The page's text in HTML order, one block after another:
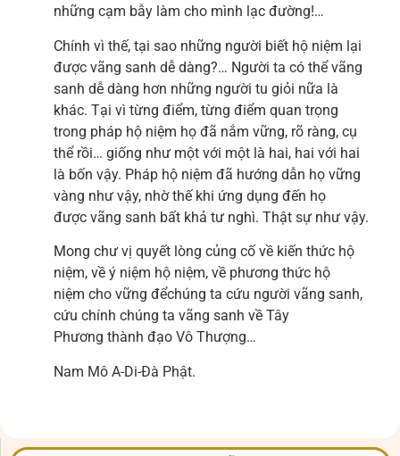
những cạm bẫy làm cho mình lạc đường!…
Chính vì thế, tại sao những người biết hộ niệm lại
được vãng sanh dễ dàng?… Người ta có thể vãng
sanh dễ dàng hơn những người tu giỏi nữa là
khác. Tại vì từng điểm, từng điểm quan trọng
trong pháp hộ niệm họ đã nắm vững, rõ ràng, cụ
thể rồi… giống như một với một là hai, hai với hai
là bốn vậy. Pháp hộ niệm đã hướng dẫn họ vững
vàng như vậy, nhờ thế khi ứng dụng đến họ
được vãng sanh bất khả tư nghì. Thật sự như vậy.
Mong chư vị quyết lòng củng cố về kiến thức hộ
niệm, về ý niệm hộ niệm, về phương thức hộ
niệm cho vững đểchúng ta cứu người vãng sanh,
cứu chính chúng ta vãng sanh về Tây
Phương thành đạo Vô Thượng…
Nam Mô A-Di-Đà Phật.